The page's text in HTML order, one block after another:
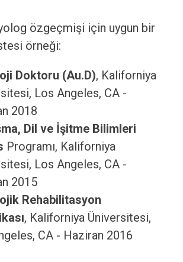
özgeçmişi için uygun bir
örneği:
Doktoru (Au.D), Kaliforniya
Los Angeles, CA -
2018
Dil ve İşitme Bilimleri
Programı, Kaliforniya
Los Angeles, CA -
2015
Rehabilitasyon
, Kaliforniya Üniversitesi,
CA - Haziran 2016